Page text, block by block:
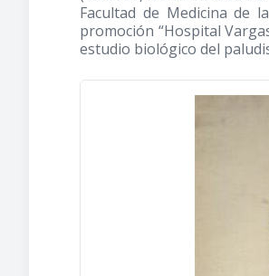
Facultad de Medicina de
promoción “Hospital
estudio biológico del